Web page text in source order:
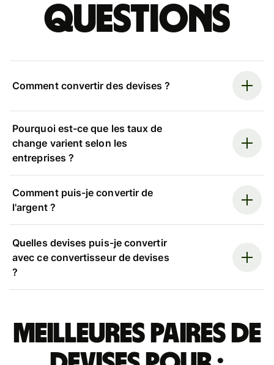
questions
Comment convertir des devises ?
Pourquoi est-ce que les taux de
change varient selon les
entreprises ?
Comment puis-je convertir de
l'argent ?
Quelles devises puis-je convertir
avec ce convertisseur de devises
?
Meilleures paires de